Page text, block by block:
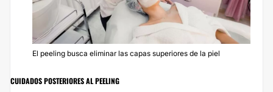
El peeling busca eliminar las capas superiores de la piel
CUIDADOS POSTERIORES AL PEELING